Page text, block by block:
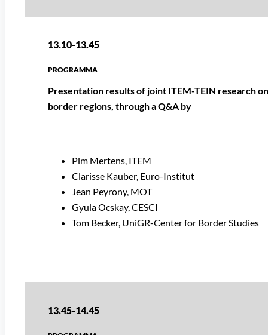
13.10-13.45
Presentation results of joint ITEM-TEIN research
border regions, through a Q&A by
Pim Mertens, ITEM
Clarisse Kauber, Euro-Institut
Jean Peyrony, MOT
Gyula Ocskay, CESCI
Tom Becker, UniGR-Center for Border Studies
13.45-14.45